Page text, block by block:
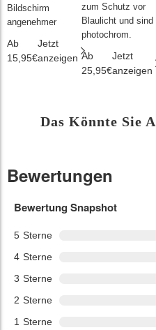
Bildschirm
angenehmer
Ab
15,95€
Jetzt
anzeigen
zum Schutz vor
Blaulicht und sind
photochrom.
Ab
25,95€
Jetzt
anzeigen
Das Könnte Sie
Bewertungen
Bewertung Snapshot
5 Sterne
4 Sterne
3 Sterne
2 Sterne
1 Sterne